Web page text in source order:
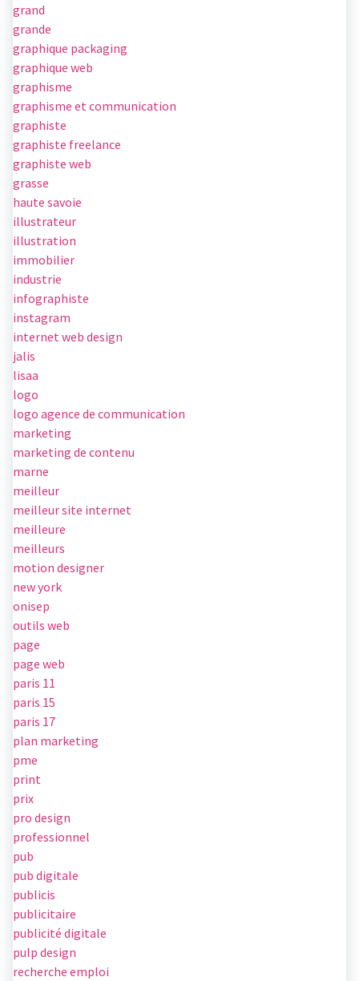
grand
grande
graphique packaging
graphique web
graphisme
graphisme et communication
graphiste
graphiste freelance
graphiste web
grasse
haute savoie
illustrateur
illustration
immobilier
industrie
infographiste
instagram
internet web design
jalis
lisaa
logo
logo agence de communication
marketing
marketing de contenu
marne
meilleur
meilleur site internet
meilleure
meilleurs
motion designer
new york
onisep
outils web
page
page web
paris 11
paris 15
paris 17
plan marketing
pme
print
prix
pro design
professionnel
pub
pub digitale
publicis
publicitaire
publicité digitale
pulp design
recherche emploi